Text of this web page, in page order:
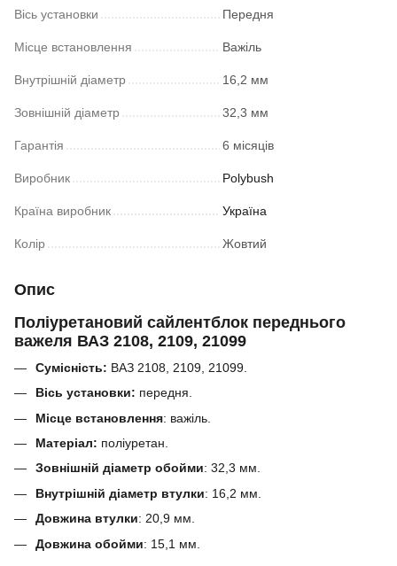
Вісь установки Передня
Місце встановлення Важіль
Внутрішній діаметр 16,2 мм
Зовнішній діаметр 32,3 мм
Гарантія 6 місяців
Виробник Polybush
Країна виробник Україна
Колір Жовтий
Опис
Поліуретановий сайлентблок переднього
важеля ВАЗ 2108, 2109, 21099
Сумісність: ВАЗ 2108, 2109, 21099.
Вісь установки: передня.
Місце встановлення: важіль.
Матеріал: поліуретан.
Зовнішній діаметр обойми: 32,3 мм.
Внутрішній діаметр втулки: 16,2 мм.
Довжина втулки: 20,9 мм.
Довжина обойми: 15,1 мм.